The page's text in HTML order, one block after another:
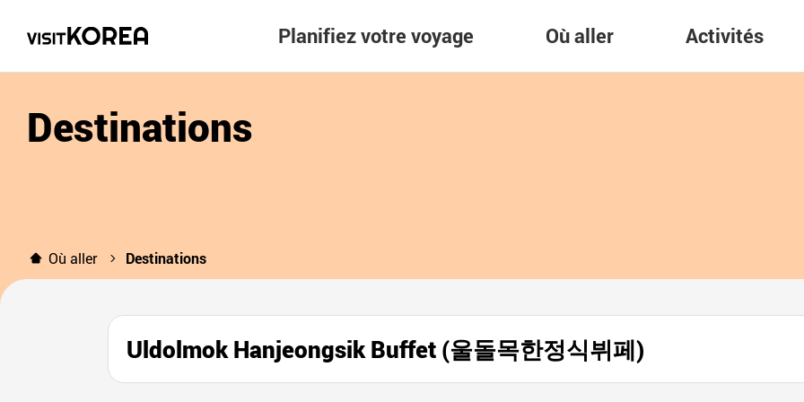
Planifiez votre voyage Où aller Activités
Destinations
Où aller Destinations
Uldolmok Hanjeongsik Buffet (울돌목한정식뷔페)